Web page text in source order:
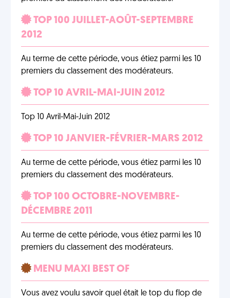
TOP 100 JUILLET-AOÛT-SEPTEMBRE
2012
Au terme de cette période, vous étiez parmi les 10
premiers du classement des modérateurs.
TOP 10 AVRIL-MAI-JUIN 2012
Top 10 Avril-Mai-Juin 2012
TOP 10 JANVIER-FÉVRIER-MARS 2012
Au terme de cette période, vous étiez parmi les 10
premiers du classement des modérateurs.
TOP 100 OCTOBRE-NOVEMBRE-
DÉCEMBRE 2011
Au terme de cette période, vous étiez parmi les 10
premiers du classement des modérateurs.
MENU MAXI BEST OF
Vous avez voulu savoir quel était le top du flop de